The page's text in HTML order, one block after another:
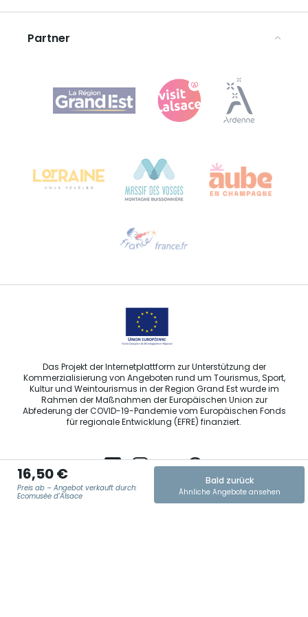
16,50 €
Preis ab – Angebot verkauft durch:
Ecomusée d'Alsace
Bald zurück
Ähnliche Angebote ansehen
Rechtliche Hinweise
Agence Régionale du Tourisme Grand Est
Bureau de Colmar (Hauptverwaltung)
Sprechen Sie uns per E-Mail an
Partner
Das Projekt der Internetplattform zur Unterstützung der
Kommerzialisierung von Angeboten rund um Tourismus, Sport,
Kultur und Weintourismus in der Region Grand Est wurde im
Rahmen der Maßnahmen der Europäischen Union zur
Abfederung der COVID-19-Pandemie vom Europäischen Fonds
für regionale Entwicklung (EFRE) finanziert.
Agence Régionale du Tourisme Grand Est ©2026 - Alle Rechte